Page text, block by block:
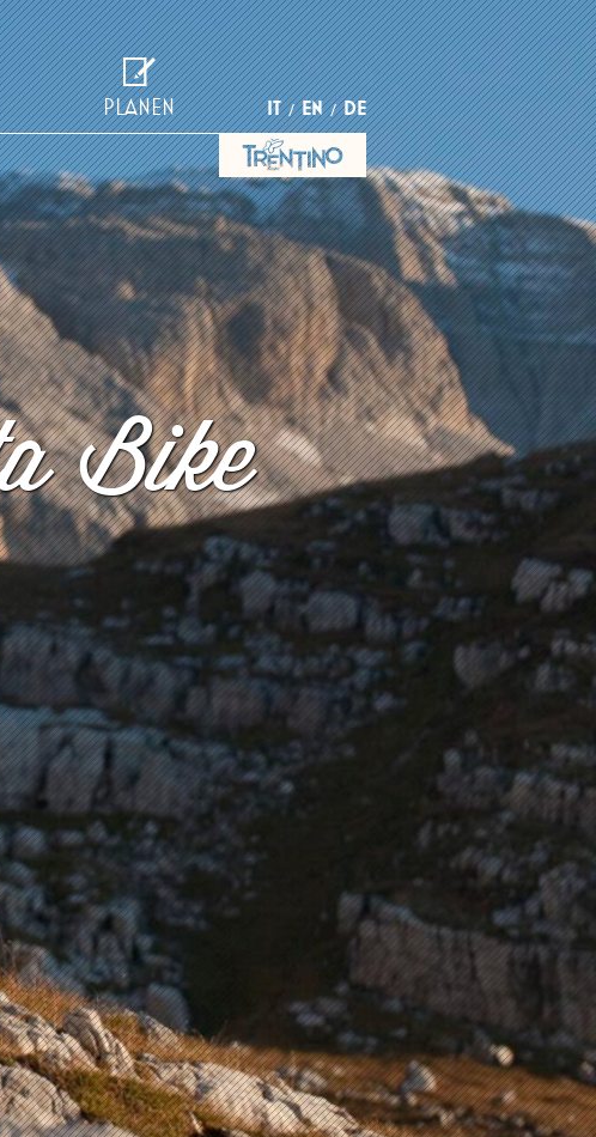
IT EN DE
PLANEN
Bike